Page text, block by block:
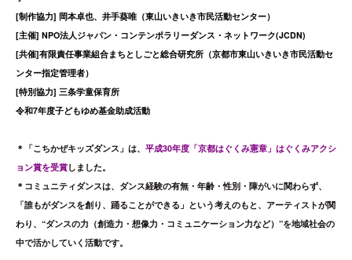
[制作協力] 岡本卓也、井手葵唯（東山いきいき市民活動センター）
[主催] NPO法人ジャパン・コンテンポラリーダンス・ネットワーク(JCDN)
[共催]有限責任事業組合まちとしごと総合研究所（京都市東山いきいき市民活動セ
ンター指定管理者）
[特別協力] 三条学童保育所
令和7年度子どもゆめ基金助成活動
＊「こちかぜキッズダンス」は、 平成30年度「京都はぐくみ憲章」はぐくみアクシ
ョン賞を受賞しました。
＊コミュニティダンスは、ダンス経験の有無・年齢・性別・障がいに関わらず、
「誰もがダンスを創り、踊ることができる」という考えのもと、アーティストが関
わり、“ダンスの力（創造力・想像力・コミュニケーション力など）”を地域社会の
中で活かしていく活動です。